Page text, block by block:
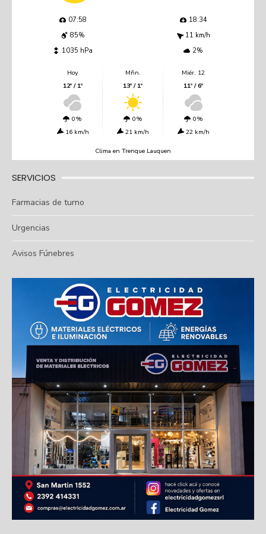
07:58
18:34
85%
11 km/h
1035 hPa
2%
Hoy
12º / 1º
0%
16 km/h
Mñn.
13º / 1º
0%
21 km/h
Miér. 12
11º / 6º
0%
22 km/h
Clima en Trenque Lauquen
SERVICIOS
Farmacias de turno
Urgencias
Avisos Fúnebres